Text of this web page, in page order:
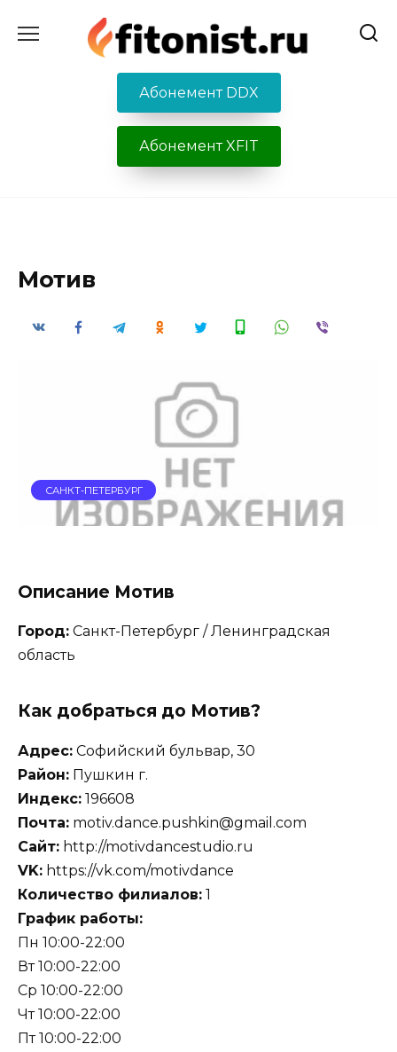
содержанию
Абонемент DDX
Абонемент XFIT
Мотив
САНКТ-ПЕТЕРБУРГ
Описание Мотив
Город: Санкт-Петербург / Ленинградская
область
Как добраться до Мотив?
Адрес: Софийский бульвар, 30
Район: Пушкин г.
Индекс: 196608
Почта: motiv.dance.pushkin@gmail.com
Сайт: http://motivdancestudio.ru
VK: https://vk.com/motivdance
Количество филиалов: 1
График работы:
Пн 10:00-22:00
Вт 10:00-22:00
Ср 10:00-22:00
Чт 10:00-22:00
Пт 10:00-22:00